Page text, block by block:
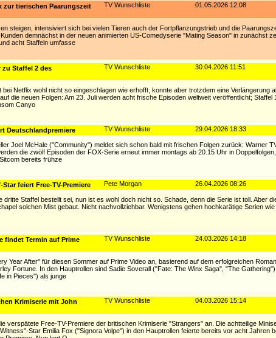
01.05.2026 12:08
TV Wunschliste
tierischen Paarungszeit
steigen, intensiviert sich bei vielen Tieren auch der Fortpflanzungstrieb und die
demnächst in der neuen animierten US-Comedyserie "Mating Season" in zunächst
acht Staffeln umfasse
30.04.2026 11:51
TV Wunschliste
Staffel 2 des
Netflix wohl nicht so eingeschlagen wie erhofft, konnte aber trotzdem eine Verlängerung
die neuen Folgen: Am 23. Juli werden acht frische Episoden weltweit veröffentlicht; Staffel
Canyo
29.04.2026 18:33
TV Wunschliste
Deutschlandpremiere
Joel McHale ("Community") meldet sich schon bald mit frischen Folgen zurück: Warner
die zwölf Episoden der FOX-Serie erneut immer montags ab 20.15 Uhr in
bereits frühze
26.04.2026 08:26
Pete Morgan
feiert Free-TV-Premiere
Staffel bestellt sei, nun ist es wohl doch nicht so. Schade, denn die Serie ist toll. Aber
solchen Mist gebaut. Nicht nachvollziehbar. Wenigstens gehen hochkarätige Serien
24.03.2026 14:18
TV Wunschliste
findet Termin auf Prime
Year After" für diesen Sommer auf Prime Video an, basierend auf dem erfolgreichen
Fortune. In den Hauptrollen sind Sadie Soverall ("Fate: The Winx Saga", "The
in Pieces") als junge
04.03.2026 15:14
TV Wunschliste
Krimiserie mit John
verspätete Free-TV-Premiere der britischen Krimiserie "Strangers" an. Die achtteilige
Star Emilia Fox ("Signora Volpe") in den Hauptrollen feierte bereits vor acht Jahren